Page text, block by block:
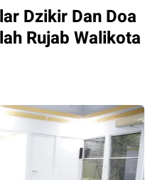
Dzikir Dan Doa
Rujab Walikota